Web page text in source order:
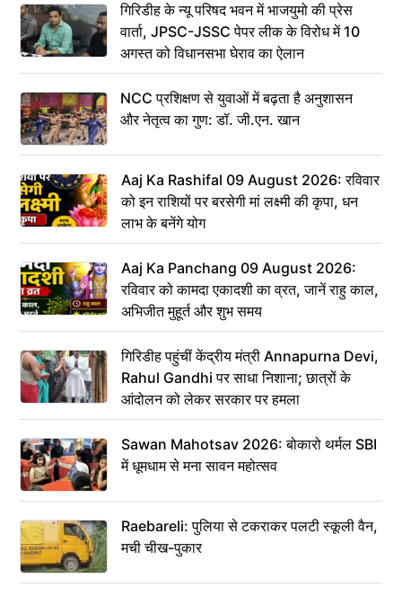
गिरिडीह के न्यू परिषद भवन में भाजयुमो की प्रेस
वार्ता, JPSC-JSSC पेपर लीक के विरोध में 10
अगस्त को विधानसभा घेराव का ऐलान
NCC प्रशिक्षण से युवाओं में बढ़ता है अनुशासन
और नेतृत्व का गुण: डॉ. जी.एन. खान
Aaj Ka Rashifal 09 August 2026: रविवार
को इन राशियों पर बरसेगी मां लक्ष्मी की कृपा, धन
लाभ के बनेंगे योग
Aaj Ka Panchang 09 August 2026:
रविवार को कामदा एकादशी का व्रत, जानें राहु काल,
अभिजीत मुहूर्त और शुभ समय
गिरिडीह पहुंचीं केंद्रीय मंत्री Annapurna Devi,
Rahul Gandhi पर साधा निशाना; छात्रों के
आंदोलन को लेकर सरकार पर हमला
Sawan Mahotsav 2026: बोकारो थर्मल SBI
में धूमधाम से मना सावन महोत्सव
Raebareli: पुलिया से टकराकर पलटी स्कूली वैन,
मची चीख-पुकार